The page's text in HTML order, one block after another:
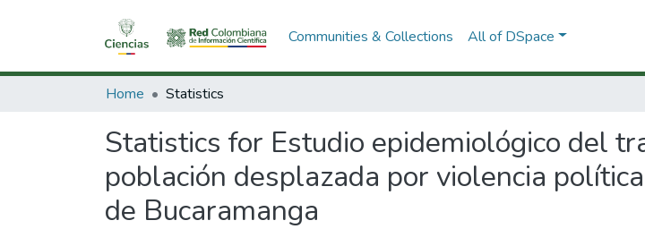
Communities & Collections All of DSpace
Home Statistics
Statistics for Estudio epidemiológico del
población desplazada por violencia
de Bucaramanga